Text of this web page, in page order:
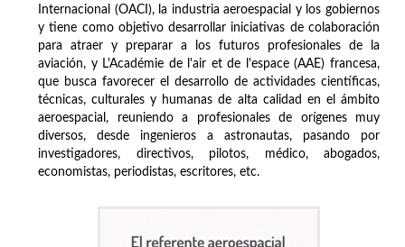
Internacional (OACI), la industria aeroespacial y los gobiernos
y tiene como objetivo desarrollar iniciativas de colaboración
para atraer y preparar a los futuros profesionales de la
aviación, y L'Académie de l'air et de l'espace (AAE) francesa,
que busca favorecer el desarrollo de actividades científicas,
técnicas, culturales y humanas de alta calidad en el ámbito
aeroespacial, reuniendo a profesionales de orígenes muy
diversos, desde ingenieros a astronautas, pasando por
investigadores, directivos, pilotos, médico, abogados,
economistas, periodistas, escritores, etc.